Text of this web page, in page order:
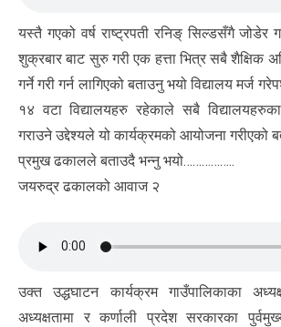
यस्तै गएको वर्ष राष्ट्रपती रनिङ् सिल्डसँगै जोडेर
शुक्रबार बाट सुरु गरी एक हत्ता भित्र सबै शैक्षिक
गर्ने गरी गर्न लागिएको बताउनु भयो विद्यालय मर्ज
१४ वटा विद्यालयहरु रहेकाले सबै विद्यालयहरुका
गराउने उद्देश्यले यो कार्यक्रमको आयोजना गरीएको
प्रमुख ढकालले बताउदै भन्नु भयो……………..
जयरुद्र ढकालको आवाज २
उक्त उद्धघाटन कार्यक्रम गाउँपालिकाका
अध्यक्षतामा र कर्णाली प्रदेश सरकारका